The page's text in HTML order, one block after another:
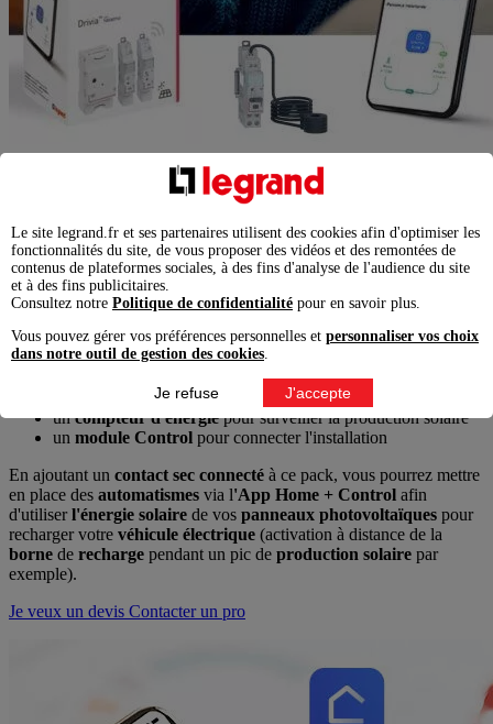
Utiliser l'énergie solaire pour recharger
Lepack connecté photovoltaïque « Mesure et analyse »Drivia
with Netatmo vous permet de suivre avec précision vos données de
production solaireafin d'agir efficacement sur les postes
letableau électrique :
pour mesurer la consommation totale
uncompteur d'énergiepour surveiller la production solaire
un module Control pour connecter l'installation
En ajoutant un contact sec connecté à ce pack, vous pourrez mettre
en place des automatismes via l'App Home + Control afin
d'utiliserl'énergie solaire de vos panneaux photovoltaïques pour
recharger votre véhicule électrique (activation à distance de la
borne de recharge pendant un pic de production solaire par
exemple).
Je veux un devis Contacter un pro
Le site legrand.fr et ses partenaires utilisent des cookies afin d'optimiser les
fonctionnalités du site, de vous proposer des vidéos et des remontées de
contenus de plateformes sociales, à des fins d'analyse de l'audience du site
et à des fins publicitaires.
Consultez notre Politique de confidentialité pour en savoir plus.
Vous pouvez gérer vos préférences personnelles et personnaliser vos choix
dans notre outil de gestion des cookies
Je refuse J'accepte